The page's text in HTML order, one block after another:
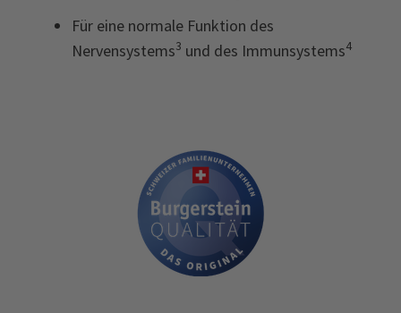
Für eine normale Funktion des
Nervensystems3 und des Immunsystems4